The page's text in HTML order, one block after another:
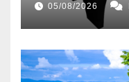
05/08/2026